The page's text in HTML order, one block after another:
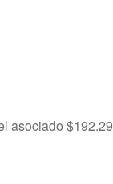
asociado$